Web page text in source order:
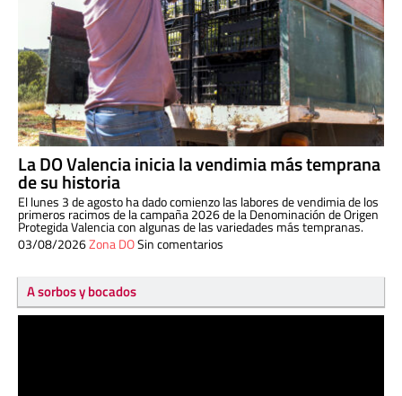
La DO Valencia inicia la vendimia más temprana
de su historia
El lunes 3 de agosto ha dado comienzo las labores de vendimia de los
primeros racimos de la campaña 2026 de la Denominación de Origen
Protegida Valencia con algunas de las variedades más tempranas.
03/08/2026Zona DOSin comentarios
A sorbos y bocados